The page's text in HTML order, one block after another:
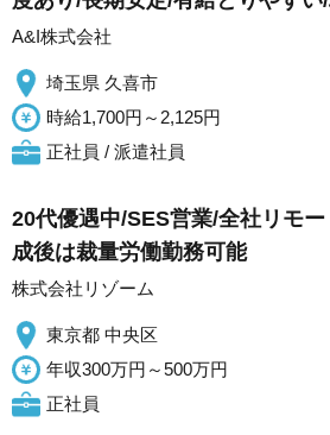
A&I株式会社
埼玉県 久喜市
時給1,700円～2,125円
正社員 / 派遣社員
20代優遇中/SES営業/全社リモ
成後は裁量労働勤務可能
株式会社リゾーム
東京都 中央区
年収300万円～500万円
正社員